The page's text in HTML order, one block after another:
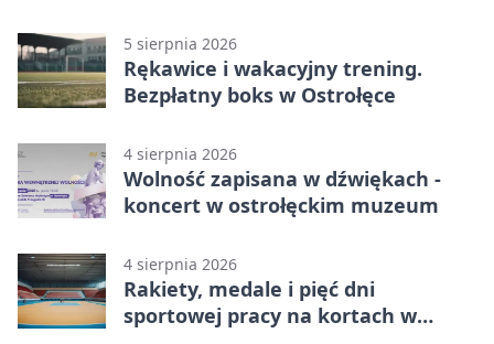
5 sierpnia 2026
Rękawice i wakacyjny trening.
Bezpłatny boks w Ostrołęce
4 sierpnia 2026
Wolność zapisana w dźwiękach -
koncert w ostrołęckim muzeum
4 sierpnia 2026
Rakiety, medale i pięć dni
sportowej pracy na kortach w